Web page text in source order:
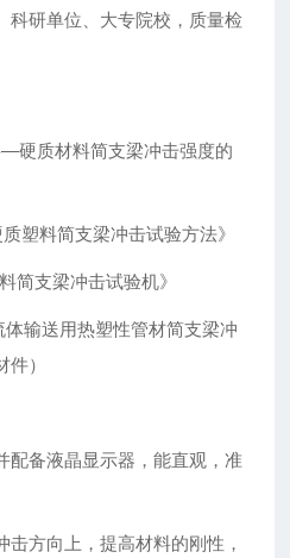
科研单位、大专院校，质量检
硬质材料简支梁冲击强度的
塑料简支梁冲击试验方法》
简支梁冲击试验机》
体输送用热塑性管材简支梁冲
）
配备液晶显示器，能直观，准
击方向上，提高材料的刚性，